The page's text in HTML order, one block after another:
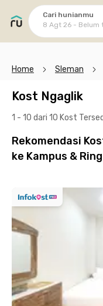
Cari hunianmu
8 Agt 26 - Belum
Home Sleman
Kost Ngaglik
1 - 10 dari 10 Kost
Rekomendasi
ke Kampus &